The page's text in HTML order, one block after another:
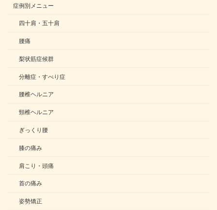
症例別メニュー
四十肩・五十肩
腰痛
梨状筋症候群
分離症・すべり症
腰椎ヘルニア
頸椎ヘルニア
ぎっくり腰
膝の痛み
肩こり・頭痛
首の痛み
姿勢矯正